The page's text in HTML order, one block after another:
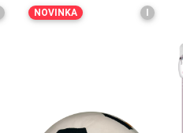
NOVINKA I